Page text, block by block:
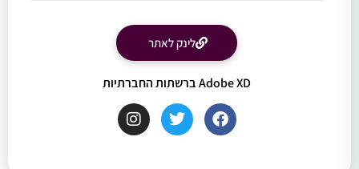
לינק לאתר
Adobe XD ברשתות החברתיות